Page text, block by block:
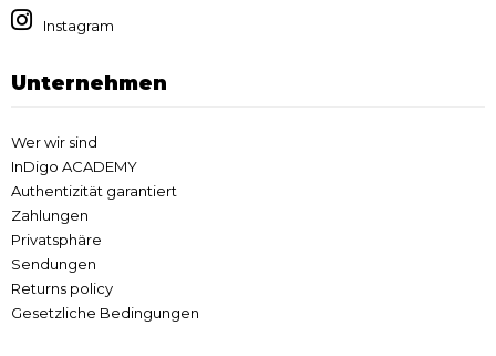
Instagram
Unternehmen
Wer wir sind
InDigo ACADEMY
Authentizität garantiert
Zahlungen
Privatsphäre
Sendungen
Returns policy
Gesetzliche Bedingungen